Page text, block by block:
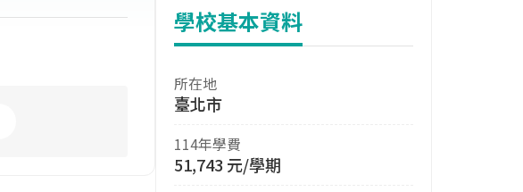
學校基本資料
所在地
臺北市
114年學費
51,743 元/學期